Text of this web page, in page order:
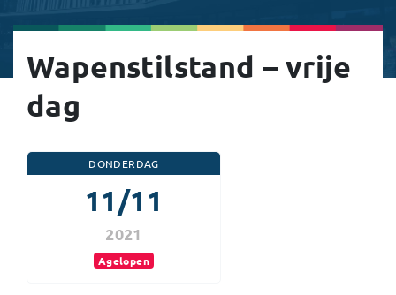
Wapenstilstand – vrije
dag
DONDERDAG
11/11
2021
Agelopen